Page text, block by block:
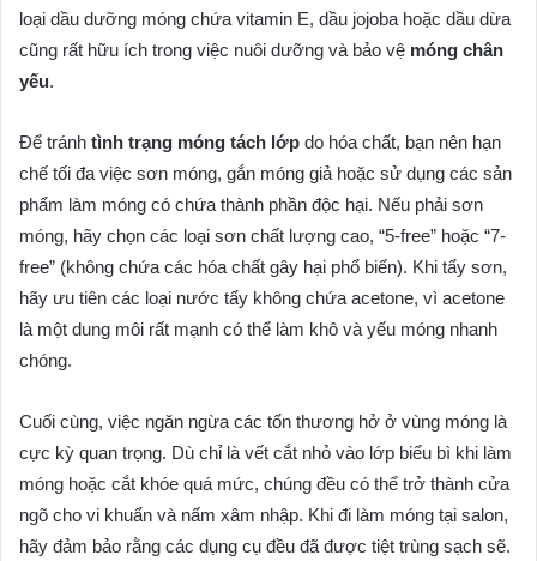
loại dầu dưỡng móng chứa vitamin E, dầu jojoba hoặc dầu dừa
cũng rất hữu ích trong việc nuôi dưỡng và bảo vệ móng chân
yếu.
Để tránh tình trạng móng tách lớp do hóa chất, bạn nên hạn
chế tối đa việc sơn móng, gắn móng giả hoặc sử dụng các sản
phẩm làm móng có chứa thành phần độc hại. Nếu phải sơn
móng, hãy chọn các loại sơn chất lượng cao, “5-free” hoặc “7-
free” (không chứa các hóa chất gây hại phổ biến). Khi tẩy sơn,
hãy ưu tiên các loại nước tẩy không chứa acetone, vì acetone
là một dung môi rất mạnh có thể làm khô và yếu móng nhanh
chóng.
Cuối cùng, việc ngăn ngừa các tổn thương hở ở vùng móng là
cực kỳ quan trọng. Dù chỉ là vết cắt nhỏ vào lớp biểu bì khi làm
móng hoặc cắt khóe quá mức, chúng đều có thể trở thành cửa
ngõ cho vi khuẩn và nấm xâm nhập. Khi đi làm móng tại salon,
hãy đảm bảo rằng các dụng cụ đều đã được tiệt trùng sạch sẽ.